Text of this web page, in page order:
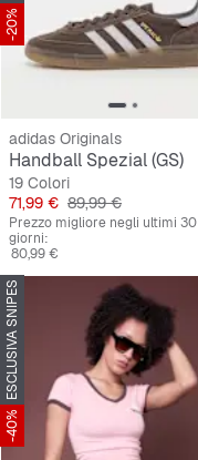
-20%
adidas Originals
Handball Spezial (GS)
19 Colori
Prezzo
71,99 € Prezzo originale
89,99 €
Prezzo migliore negli ultimi 30
giorni:
80,99 €
ESCLUSIVA SNIPES
-40%